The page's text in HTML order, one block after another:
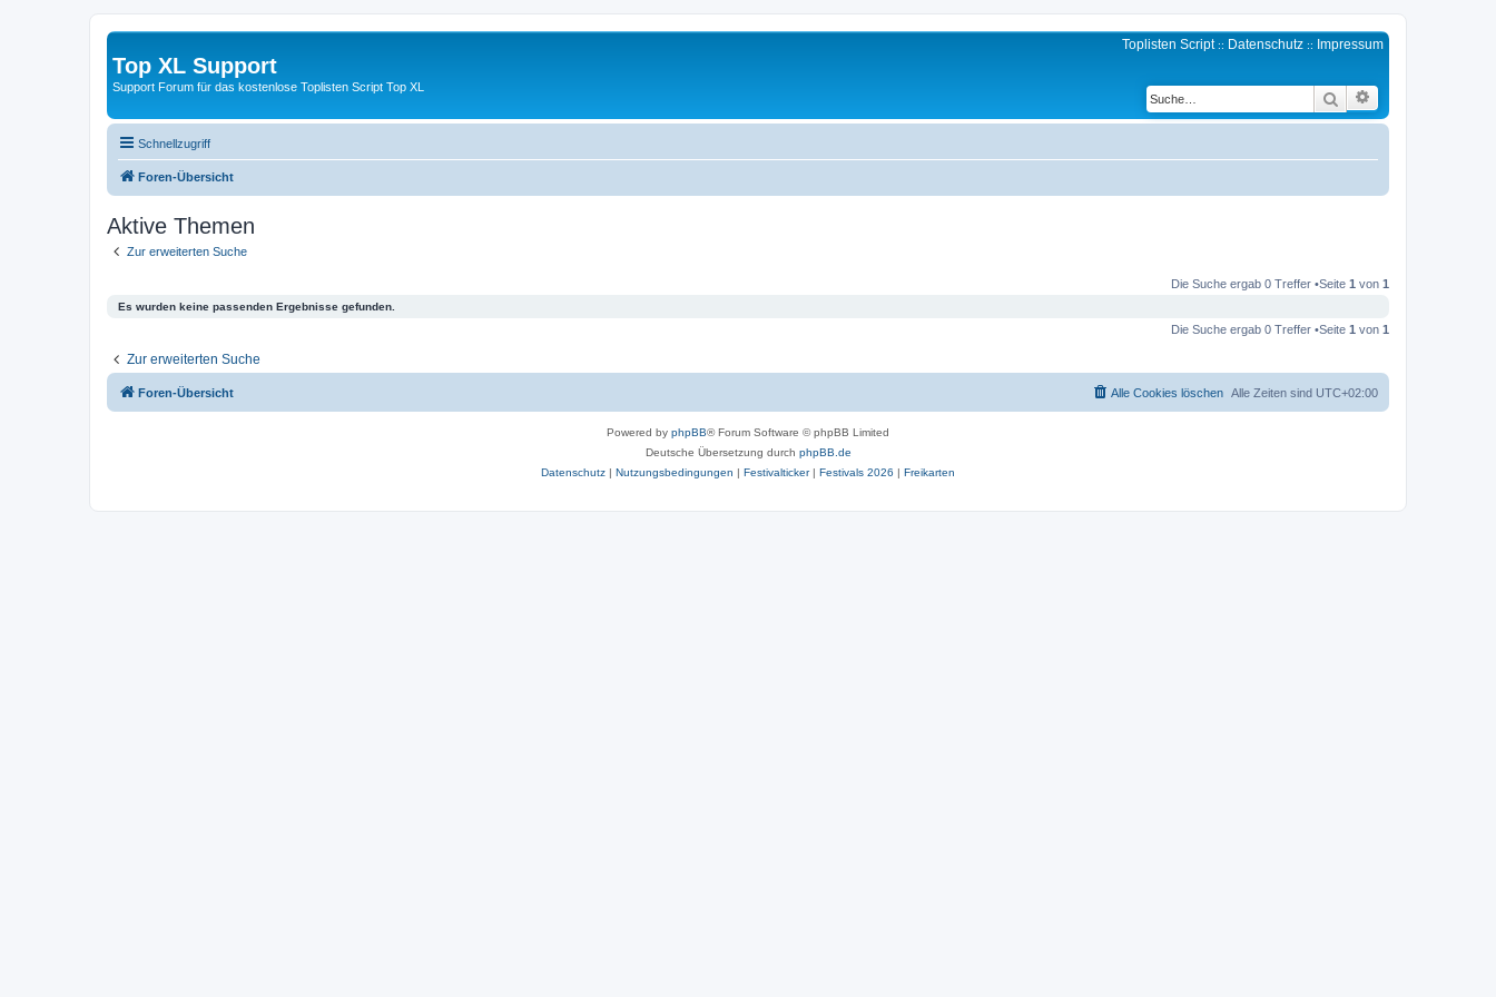
Top XL Support
Support Forum für das kostenlose Toplisten Script Top XL
Toplisten Script:: Datenschutz :: Impressum
Suche
Schnellzugriff
Foren-Übersicht
Aktive Themen
Zur erweiterten Suche
Die Suche ergab 0 Treffer •Seite 1 von 1
Es wurden keine passenden Ergebnisse gefunden.
Die Suche ergab 0 Treffer •Seite 1 von 1
Zur erweiterten Suche
Foren-Übersicht Alle Zeiten sind UTC+02:00
Alle Cookies löschen
Powered by phpBB® Forum Software © phpBB Limited
Deutsche Übersetzung durch phpBB.de
Datenschutz | Nutzungsbedingungen | Festivalticker| Festivals 2026 | Freikarten